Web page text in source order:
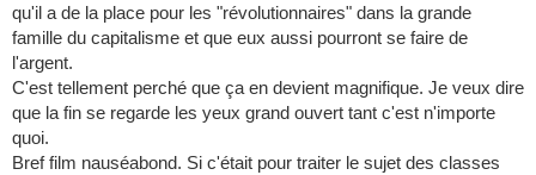
qu'il a de la place pour les "révolutionnaires" dans la grande
famille du capitalisme et que eux aussi pourront se faire de
l'argent.
C'est tellement perché que ça en devient magnifique. Je veux dire
que la fin se regarde les yeux grand ouvert tant c'est n'importe
quoi.
Bref film nauséabond. Si c'était pour traiter le sujet des classes